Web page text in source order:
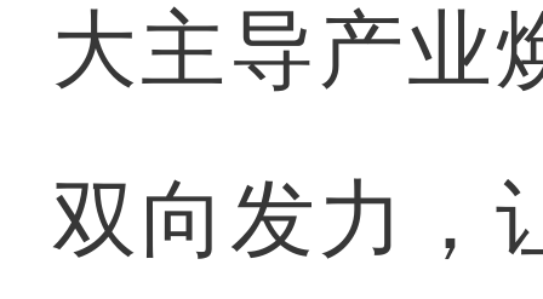
大主导产业
双向发力，